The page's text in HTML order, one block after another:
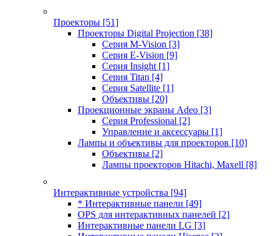
Проекторы [51]
Проекторы Digital Projection [38]
Серия M-Vision [3]
Серия E-Vision [9]
Серия Insight [1]
Серия Titan [4]
Серия Satellite [1]
Объективы [20]
Проекционные экраны Adeo [3]
Серия Professional [2]
Управление и аксессуары [1]
Лампы и объективы для проекторов [10]
Объективы [2]
Лампы проекторов Hitachi, Maxell [8]
Интерактивные устройства [94]
* Интерактивные панели [49]
OPS для интерактивных панелей [2]
Интерактивные панели LG [3]